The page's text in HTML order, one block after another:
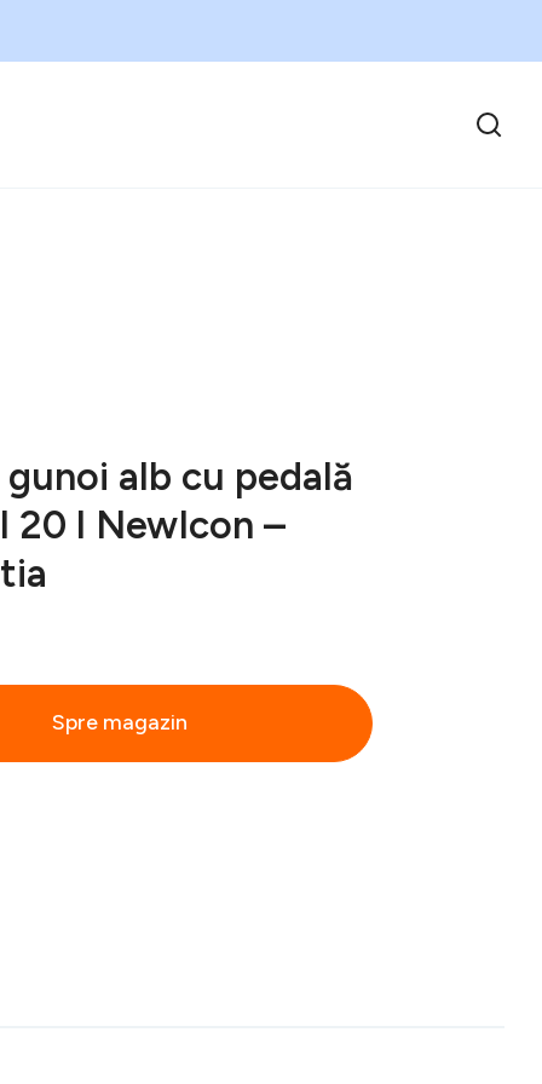
gunoi alb cu pedală
20 l NewIcon –
Spre magazin